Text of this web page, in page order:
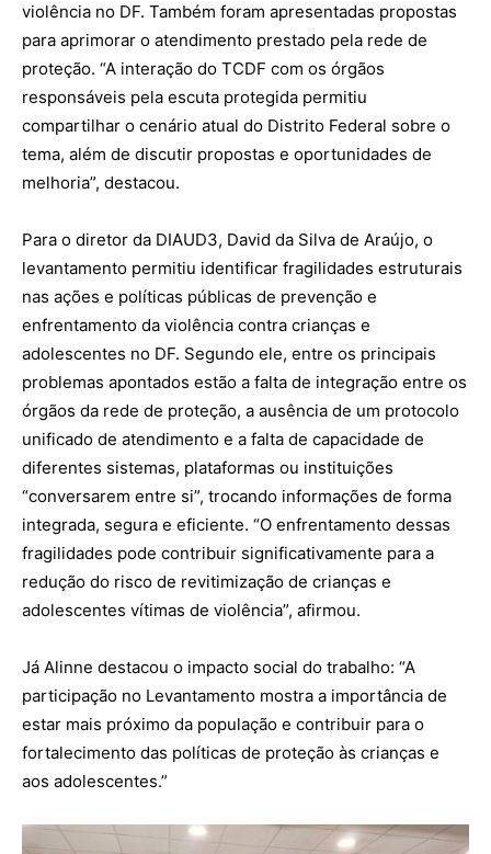
violência no DF. Também foram apresentadas propostas
para aprimorar o atendimento prestado pela rede de
proteção. “A interação do TCDF com os órgãos
responsáveis pela escuta protegida permitiu
compartilhar o cenário atual do Distrito Federal sobre o
tema, além de discutir propostas e oportunidades de
melhoria”, destacou.
Para o diretor da DIAUD3, David da Silva de Araújo, o
levantamento permitiu identificar fragilidades estruturais
nas ações e políticas públicas de prevenção e
enfrentamento da violência contra crianças e
adolescentes no DF. Segundo ele, entre os principais
problemas apontados estão a falta de integração entre os
órgãos da rede de proteção, a ausência de um protocolo
unificado de atendimento e a falta de capacidade de
diferentes sistemas, plataformas ou instituições
“conversarem entre si”, trocando informações de forma
integrada, segura e eficiente. “O enfrentamento dessas
fragilidades pode contribuir significativamente para a
redução do risco de revitimização de crianças e
adolescentes vítimas de violência”, afirmou.
Já Alinne destacou o impacto social do trabalho: “A
participação no Levantamento mostra a importância de
estar mais próximo da população e contribuir para o
fortalecimento das políticas de proteção às crianças e
aos adolescentes.”